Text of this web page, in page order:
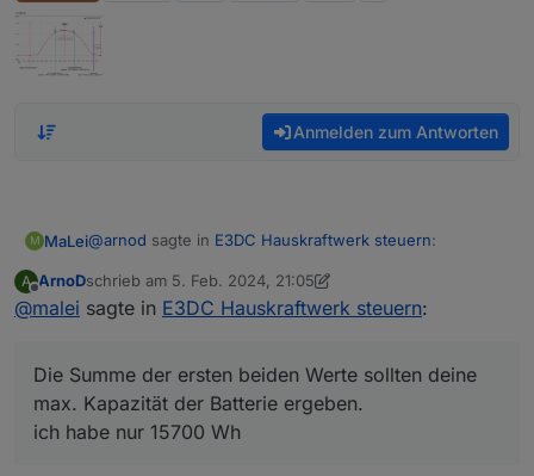
Anmelden zum Antworten
M MaLei@arnod sagte in E3DC Hauskraftwerk steuern:
e3dc-rscp.0.BAT.BAT_0.SPECIFIED_CAPACITY
e3dc-rscp.0.BAT.BAT_1.SPECIFIED_CAPACITY
0_userdata.0.Charge_Control.USER_ANPASSU
A
Offline
ArnoDschrieb am 5. Feb. 2024, 21:05
zuletzt editiert von ArnoD2. Mai 2024, 22:10
@malei sagte in E3DC Hauskraftwerk steuern:
Die Summe der ersten beiden Werte sollten deine
max. Kapazität der Batterie ergeben.
ich habe nur 15700 Wh